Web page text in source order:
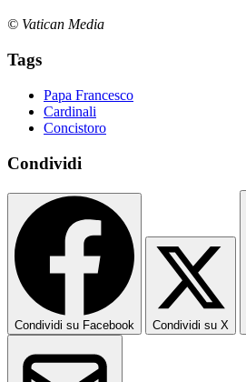
© Vatican Media
Tags
Papa Francesco
Cardinali
Concistoro
Condividi
Condividi su Facebook Condividi su X